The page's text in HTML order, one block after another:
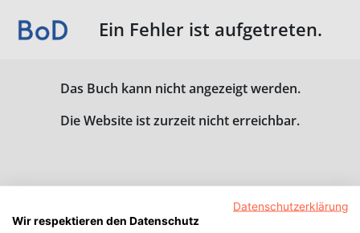
Ein Fehler ist aufgetreten.
Das Buch kann nicht angezeigt werden.
Die Website ist zurzeit nicht erreichbar.
Datenschutzerklärung
Wir respektieren den Datenschutz